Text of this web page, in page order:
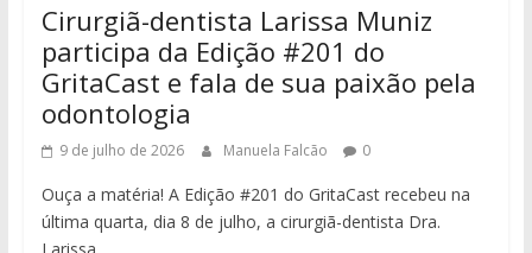
Cirurgiã-dentista Larissa Muniz
participa da Edição #201 do
GritaCast e fala de sua paixão pela
odontologia
9 de julho de 2026 Manuela Falcão 0
Ouça a matéria! A Edição #201 do GritaCast recebeu na
última quarta, dia 8 de julho, a cirurgiã-dentista Dra.
Larissa